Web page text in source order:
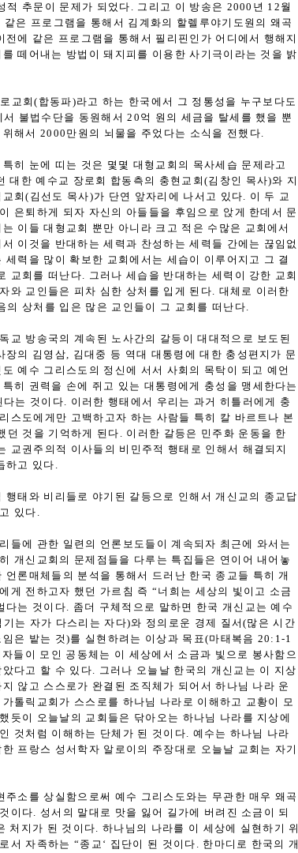
추문이 문제가 되었다. 그리고 이 방송은 2000년 12월
은 프로그램을 통해서 김계화의 할렐루야기도원의 왜곡
에 같은 프로그램을 통해서 필리핀인가 어디에서 행해지
떼어내는 방법이 돼지피를 이용한 사기극이라는 것을 밝
교회(합동파)라고 하는 한국에서 그 정통성을 누구보다도
불법수단을 동원해서 20억 원의 세금을 탈세를 했을 뿐
해서 2000만원의 뇌물을 주었다는 소식을 전했다.
히 눈에 띠는 것은 몇몇 대형교회의 목사세습 문제라고
대한 예수교 장로회 합동측의 충현교회(김창인 목사)와 지
회(김선도 목사)가 단연 앞자리에 나서고 있다. 이 두 교
은퇴하게 되자 자신의 아들들을 후임으로 앉게 한데서 문
이들 대형교회 뿐만 아니라 크고 적은 수많은 교회에서
이것을 반대하는 세력과 찬성하는 세력들 간에는 끊임없
력을 많이 확보한 교회에서는 세습이 이루어지고 그 결
교회를 떠난다. 그러나 세습을 반대하는 세력이 강한 교회
와 교인들은 피차 심한 상처를 입게 된다. 대체로 이러한
의 상처를 입은 많은 교인들이 그 교회를 떠난다.
교 방송국의 계속된 노사간의 갈등이 대대적으로 보도된
의 김영삼, 김대중 등 역대 대통령에 대한 충성편지가 문
예수 그리스도의 정신에 서서 사회의 목탁이 되고 예언
히 권력을 손에 쥐고 있는 대통령에게 충성을 맹세한다는
는 것이다. 이러한 행태에서 우리는 과거 히틀러에게 충
스도에게만 고백하고자 하는 사람들 특히 칼 바르트나 본
던 것을 기억하게 된다. 이러한 갈등은 민주화 운동을 한
교권주의적 이사들의 비민주적 행태로 인해서 해결되지
하고 있다.
태와 비리들로 야기된 갈등으로 인해서 개신교의 종교답
있다.
들에 관한 일련의 언론보도들이 계속되자 최근에 와서는
개신교회의 문제점들을 다루는 특집들은 연이어 내어놓
론매체들의 분석을 통해서 드러난 한국 종교들 특히 개
게 전하고자 했던 가르침 즉 “너희는 세상의 빛이고 소금
는 것이다. 좀더 구체적으로 말하면 한국 개신교는 예수
는 자가 다스리는 자다)와 정의로운 경제 질서(많은 시간
은 밭는 것)를 실현하려는 이상과 목표(마태복음 20:1-1
들이 모인 공동체는 이 세상에서 소금과 빛으로 봉사함으
다고 할 수 있다. 그러나 오늘날 한국의 개신교는 이 지상
않고 스스로가 완결된 조직체가 되어서 하나님 나라 운
톨릭교회가 스스로를 하나님 나라로 이해하고 교황이 모
듯이 오늘날의 교회들은 닦아오는 하나님 나라를 지상에
것처럼 이해하는 단체가 된 것이다. 예수는 하나님 나라
프랑스 성서학자 알로이의 주장대로 오늘날 교회는 자기
소를 상실함으로써 예수 그리스도와는 무관한 매우 왜곡
이다. 성서의 말대로 맛을 잃어 길가에 버려진 소금이 되
처지가 된 것이다. 하나님의 나라를 이 세상에 실현하기 위
서 자족하는 “종교‘ 집단이 된 것이다. 한마디로 한국의 개